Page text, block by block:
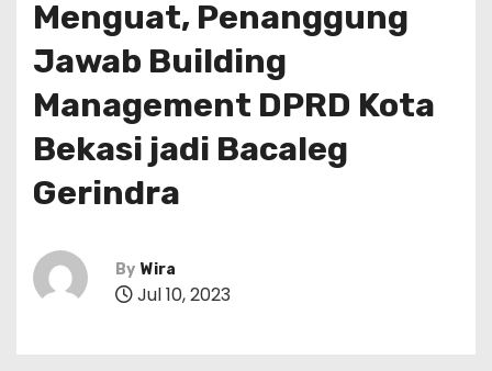
Menguat, Penanggung
Jawab Building
Management DPRD Kota
Bekasi jadi Bacaleg
Gerindra
By Wira
Jul 10, 2023